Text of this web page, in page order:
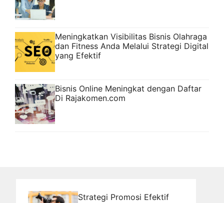
Meningkatkan Visibilitas Bisnis Olahraga
dan Fitness Anda Melalui Strategi Digital
yang Efektif
Bisnis Online Meningkat dengan Daftar
Di Rajakomen.com
Strategi Promosi Efektif